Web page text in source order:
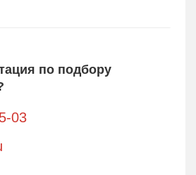
по подбору
03